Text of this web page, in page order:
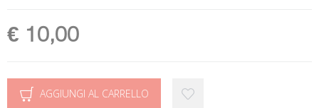
€ 10,00
AGGIUNGI AL CARRELLO